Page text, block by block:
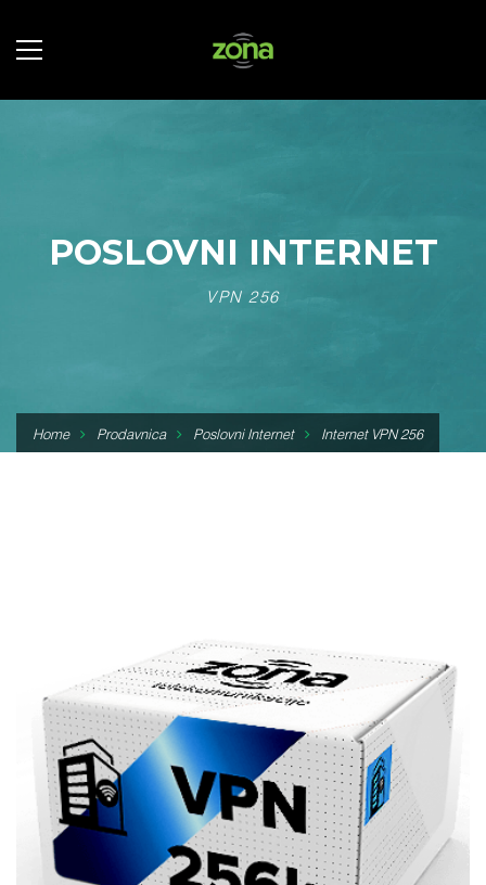
POSLOVNI INTERNET
VPN 256
Home Prodavnica Poslovni Internet Internet VPN 256